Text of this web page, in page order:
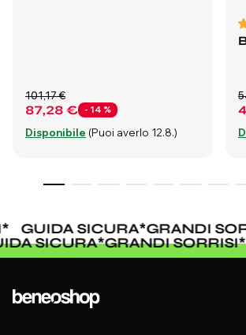
87,28 € - 14 %
101,17 €
Disponibile (Puoi averlo 12.8.)
GUIDA SICURA*GRANDI
SICURA*GRANDI SORRISI